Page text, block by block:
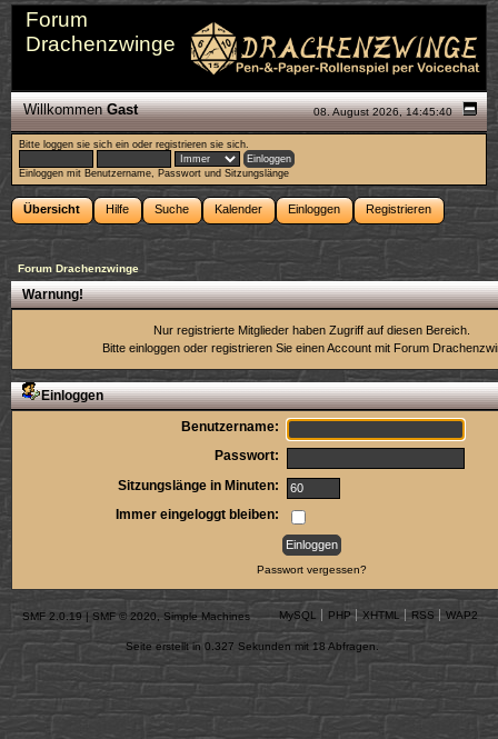
Forum
Drachenzwinge
08. August 2026, 14:45:40
WillkommenGast
Bitte loggen sie sich ein oderregistrieren sie sich.
Einloggen mit Benutzername, Passwort und Sitzungslänge
Übersicht Hilfe Suche Kalender Einloggen Registrieren
Forum Drachenzwinge
Warnung!
Nur registrierte Mitglieder haben Zugriff auf diesen Bereich.
Bitte einloggen oder registrieren Sie einen Account mit Forum
Einloggen
Benutzername:
Passwort:
Sitzungslänge in Minuten:
Immer eingeloggt bleiben:
Passwort vergessen?
SMF 2.0.19 | SMF © 2020 ,Simple Machines MySQL PHP XHTML RSS WAP2
Seite erstellt in 0.327 Sekunden mit 18 Abfragen.